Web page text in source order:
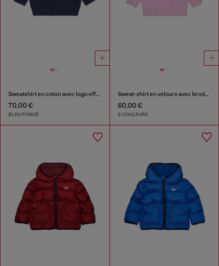
Sweatshirt en coton avec logo effet effiloché
70,00 €
BLEU FONCÉ
Sweat-shirt en velours avec broderie Oval D
60,00 €
2 COULEURS